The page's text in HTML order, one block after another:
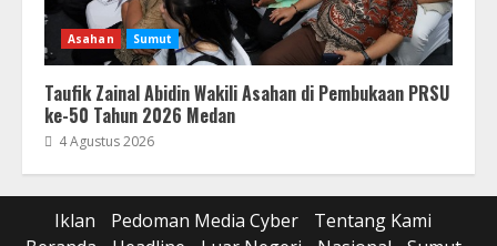
Asahan Sumut
Taufik Zainal Abidin Wakili Asahan di Pembukaan PRSU
ke-50 Tahun 2026 Medan
4 Agustus 2026
Iklan Pedoman Media Cyber
Tentang Kami